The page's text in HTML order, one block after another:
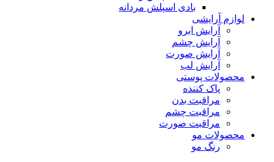
بادی اسپلش مردانه
لوازم آرایشی
آرایش ابرو
آرایش چشم
آرایش صورت
آرایش لب
محصولات پوستی
پاک کننده
مراقبت بدن
مراقبت چشم
مراقبت صورت
محصولات مو
رنگ مو